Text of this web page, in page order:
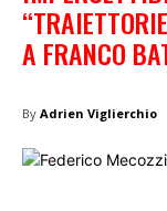
A FRANCO
By Adrien Viglierchio